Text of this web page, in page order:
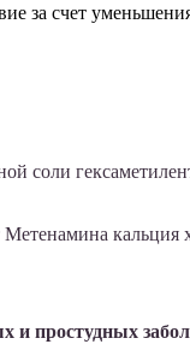
за счет
соли
Метенамина кальция
и простудных